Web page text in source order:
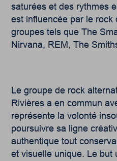
saturées et des rythmes
est influencée par le rock
groupes tels que The
Nirvana, REM, The
Le groupe de rock
Rivières a en commun
représente la volonté
poursuivre sa ligne
authentique tout
et visuelle unique. Le but